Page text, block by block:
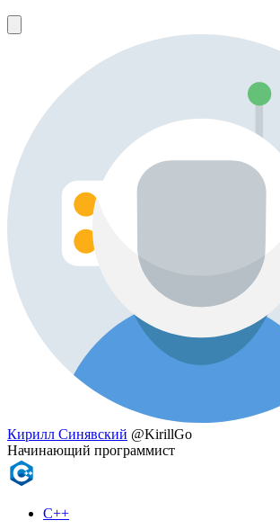
Кирилл Синявский @KirillGo
Начинающий программист
C++